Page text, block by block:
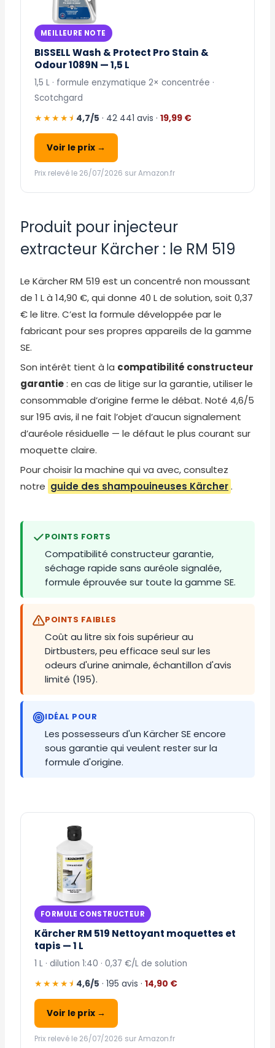
MEILLEURE NOTE
BISSELL Wash & Protect Pro Stain &
Odour 1089N — 1,5 L
1,5 L · formule enzymatique 2× concentrée ·
Scotchgard
★★★★⯨ 4,7/5 · 42 441 avis ·19,99 €
Voir le prix →
Prix relevé le 26/07/2026 sur Amazon.fr
Produit pour injecteur
extracteur Kärcher : le RM 519
Le Kärcher RM 519 est un concentré non moussant
de 1 L à 14,90 €, qui donne 40 L de solution, soit 0,37
€ le litre. C’est la formule développée par le
fabricant pour ses propres appareils de la gamme
SE.
Son intérêt tient à la compatibilité constructeur
garantie: en cas de litige sur la garantie, utiliser le
consommable d’origine ferme le débat. Noté 4,6/5
sur 195 avis, il ne fait l’objet d’aucun signalement
d’auréole résiduelle — le défaut le plus courant sur
moquette claire.
Pour choisir la machine qui va avec, consultez
notre guide des shampouineuses Kärcher.
POINTS FORTS
Compatibilité constructeur garantie,
séchage rapide sans auréole signalée,
formule éprouvée sur toute la gamme SE.
POINTS FAIBLES
Coût au litre six fois supérieur au
Dirtbusters, peu efficace seul sur les
odeurs d'urine animale, échantillon d'avis
limité (195).
IDÉAL POUR
Les possesseurs d'un Kärcher SE encore
sous garantie qui veulent rester sur la
formule d'origine.
FORMULE CONSTRUCTEUR
Kärcher RM 519 Nettoyant moquettes et
tapis — 1 L
1 L · dilution 1:40 · 0,37 €/L de solution
★★★★⯨ 4,6/5 · 195 avis ·14,90 €
Voir le prix →
Prix relevé le 26/07/2026 sur Amazon.fr